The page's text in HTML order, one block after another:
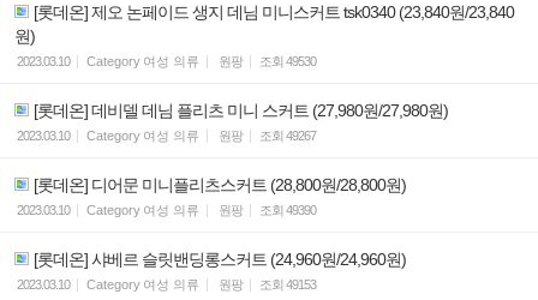
[롯데온] 제오 논페이드 생지 데님 미니스커트 tsk0340 (23,840원/23,840
원)
2023.03.10 Category 여성 의류 원팡 조회 49530
[롯데온] 데비델 데님 플리츠 미니 스커트 (27,980원/27,980원)
2023.03.10 Category 여성 의류 원팡 조회 49267
[롯데온] 디어문 미니플리츠스커트 (28,800원/28,800원)
2023.03.10 Category 여성 의류 원팡 조회 49390
[롯데온] 샤베르 슬릿밴딩롱스커트 (24,960원/24,960원)
2023.03.10 Category 여성 의류 원팡 조회 49153